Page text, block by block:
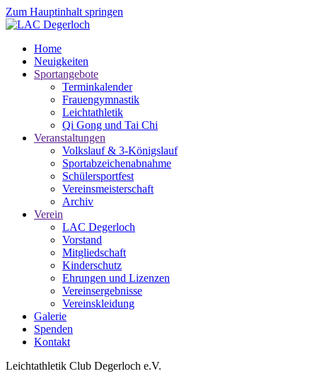
Zum Hauptinhalt springen
Home
Neuigkeiten
Sportangebote
Terminkalender
Frauengymnastik
Leichtathletik
Qi Gong und Tai Chi
Veranstaltungen
Volkslauf & 3-Königslauf
Sportabzeichenabnahme
Schülersportfest
Vereinsmeisterschaft
Archiv
Verein
LAC Degerloch
Vorstand
Mitgliedschaft
Kinderschutz
Ehrungen und Lizenzen
Vereinsergebnisse
Vereinskleidung
Galerie
Spenden
Kontakt
Leichtathletik Club Degerloch e.V.